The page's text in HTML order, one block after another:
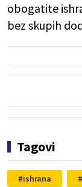
obogatite
bez skupih
Tagovi
ishrana